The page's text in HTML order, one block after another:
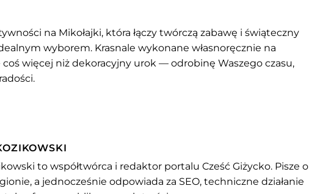
na Mikołajki, która łączy twórczą zabawę i świąteczny
wyborem. Krasnale wykonane własnoręcznie na
coś więcej niż dekoracyjny urok — odrobinę Waszego czasu,
to współtwórca i redaktor portalu Cześć Giżycko. Pisze o
a jednocześnie odpowiada za SEO, techniczne działanie